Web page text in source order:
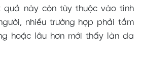
quả này còn tùy thuộc vào tình
nhiều trường hợp phải tắm
hoặc lâu hơn mới thấy làn da